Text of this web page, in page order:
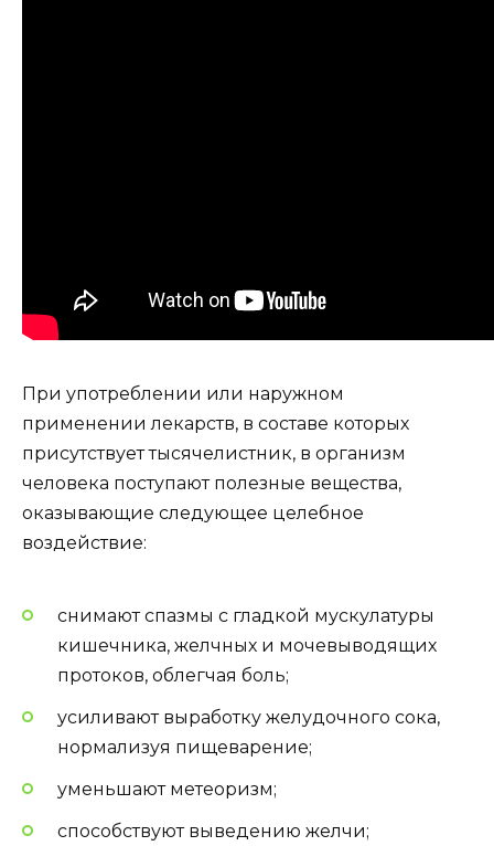
При употреблении или наружном
применении лекарств, в составе которых
присутствует тысячелистник, в организм
человека поступают полезные вещества,
оказывающие следующее целебное
воздействие:
снимают спазмы с гладкой мускулатуры
кишечника, желчных и мочевыводящих
протоков, облегчая боль;
усиливают выработку желудочного сока,
нормализуя пищеварение;
уменьшают метеоризм;
способствуют выведению желчи;